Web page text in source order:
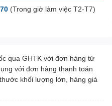
(Trong giờ làm việc T2-T7)
qua GHTK với đơn hàng từ
với đơn hàng thanh toán
khối lượng lớn, hàng giá